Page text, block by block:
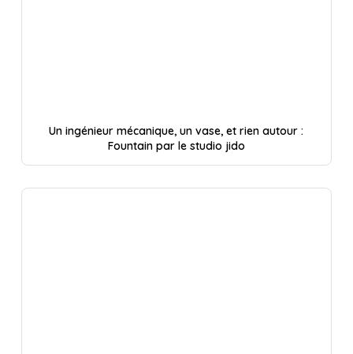
Un ingénieur mécanique, un vase, et rien autour :
Fountain par le studio jido